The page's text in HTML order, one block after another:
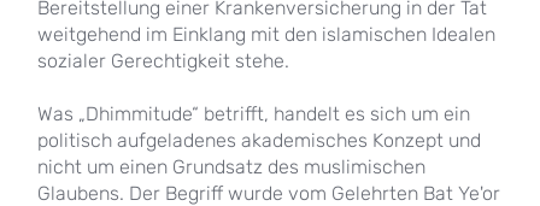
Bereitstellung einer Krankenversicherung in der Tat
weitgehend im Einklang mit den islamischen Idealen
sozialer Gerechtigkeit stehe.
Was „Dhimmitude“ betrifft, handelt es sich um ein
politisch aufgeladenes akademisches Konzept und
nicht um einen Grundsatz des muslimischen
Glaubens. Der Begriff wurde vom Gelehrten Bat Ye'or